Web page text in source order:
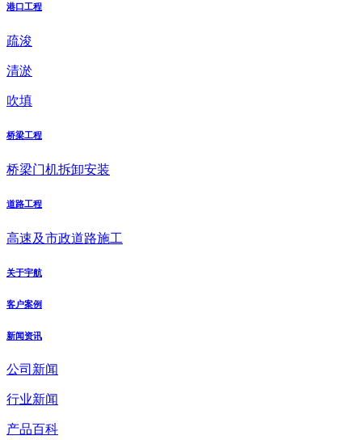
港口工程
疏浚
清淤
吹填
桥梁工程
桥梁门机拆卸安装
道路工程
高速及市政道路施工
关于宇航
客户案例
新闻资讯
公司新闻
行业新闻
产品百科